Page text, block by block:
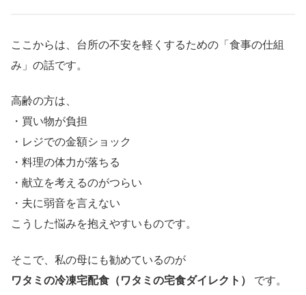
ここからは、台所の不安を軽くするための「食事の仕組
み」の話です。
高齢の方は、
・買い物が負担
・レジでの金額ショック
・料理の体力が落ちる
・献立を考えるのがつらい
・夫に弱音を言えない
こうした悩みを抱えやすいものです。
そこで、私の母にも勧めているのが
ワタミの冷凍宅配食（ワタミの宅食ダイレクト）
です。